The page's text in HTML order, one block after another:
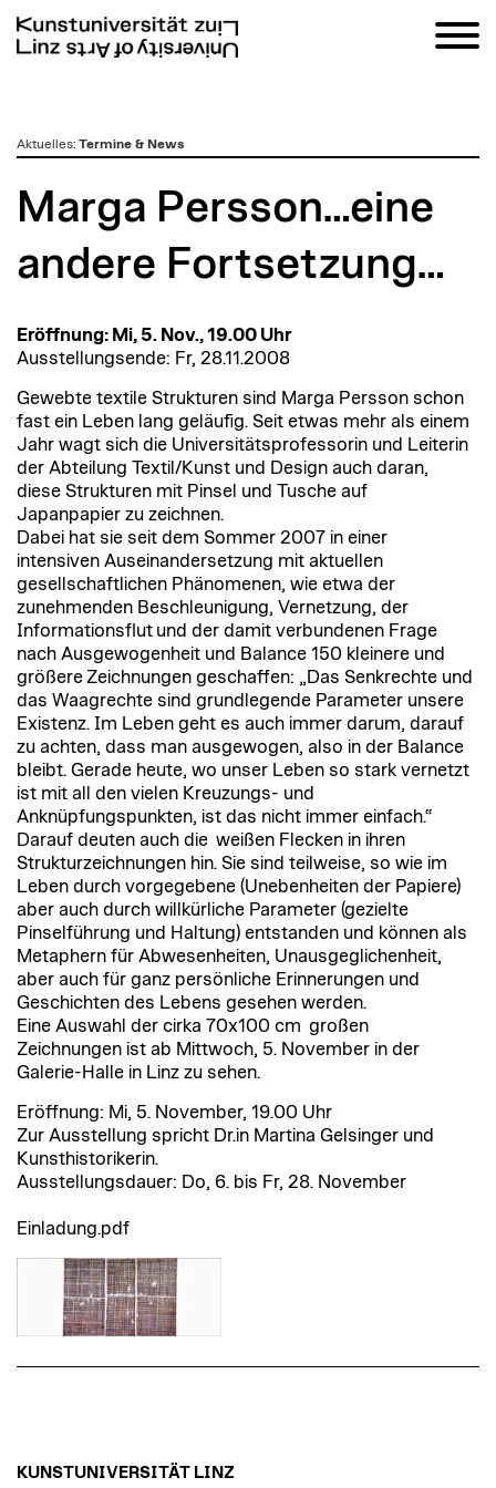
zumAktuelles: Termine & News
Marga Persson…eine
andere Fortsetzung…
Eröffnung: Mi, 5. Nov., 19.00 Uhr
Ausstellungsende: Fr, 28.11.2008
Gewebte textile Strukturen sind Marga Persson schon
fast ein Leben lang geläufig. Seit etwas mehr als einem
Jahr wagt sich die Universitätsprofessorin und Leiterin
der Abteilung Textil/Kunst und Design auch daran,
diese Strukturen mit Pinsel und Tusche auf
Japanpapier zu zeichnen.
Dabei hat sie seit dem Sommer 2007 in einer
intensiven Auseinandersetzung mit aktuellen
gesellschaftlichen Phänomenen, wie etwa der
zunehmenden Beschleunigung, Vernetzung, der
Informationsflut und der damit verbundenen Frage
nach Ausgewogenheit und Balance 150 kleinere und
größere Zeichnungen geschaffen: „Das Senkrechte und
das Waagrechte sind grundlegende Parameter unsere
Existenz. Im Leben geht es auch immer darum, darauf
zu achten, dass man ausgewogen, also in der Balance
bleibt. Gerade heute, wo unser Leben so stark vernetzt
ist mit all den vielen Kreuzungs- und
Anknüpfungspunkten, ist das nicht immer einfach.“
Darauf deuten auch die weißen Flecken in ihren
Strukturzeichnungen hin. Sie sind teilweise, so wie im
Leben durch vorgegebene (Unebenheiten der Papiere)
aber auch durch willkürliche Parameter (gezielte
Pinselführung und Haltung) entstanden und können als
Metaphern für Abwesenheiten, Unausgeglichenheit,
aber auch für ganz persönliche Erinnerungen und
Geschichten des Lebens gesehen werden.
Eine Auswahl der cirka 70x100 cm großen
Zeichnungen ist ab Mittwoch, 5. November in der
Galerie-Halle in Linz zu sehen.
Eröffnung: Mi, 5. November, 19.00 Uhr
Zur Ausstellung spricht Dr.in Martina Gelsinger und
Kunsthistorikerin.
Ausstellungsdauer: Do, 6. bis Fr, 28. November
Einladung.pdf
KUNSTUNIVERSITÄT LINZ